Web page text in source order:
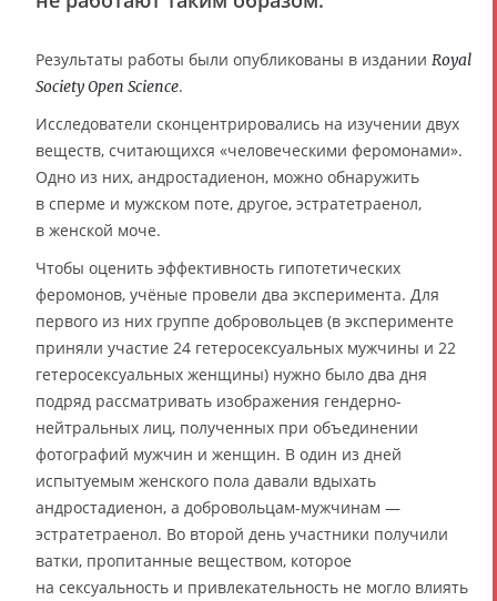
Результаты работы были опубликованы в издании Royal
Society Open Science.
Исследователи сконцентрировались на изучении двух
веществ, считающихся «человеческими феромонами».
Одно из них, андростадиенон, можно обнаружить
в сперме и мужском поте, другое, эстратетраенол,
в женской моче.
Чтобы оценить эффективность гипотетических
феромонов, учёные провели два эксперимента. Для
первого из них группе добровольцев (в эксперименте
приняли участие 24 гетеросексуальных мужчины и 22
гетеросексуальных женщины) нужно было два дня
подряд рассматривать изображения гендерно-
нейтральных лиц, полученных при объединении
фотографий мужчин и женщин. В один из дней
испытуемым женского пола давали вдыхать
андростадиенон, а добровольцам-мужчинам —
эстратетраенол. Во второй день участники получили
ватки, пропитанные веществом, которое
на сексуальность и привлекательность не могло влиять